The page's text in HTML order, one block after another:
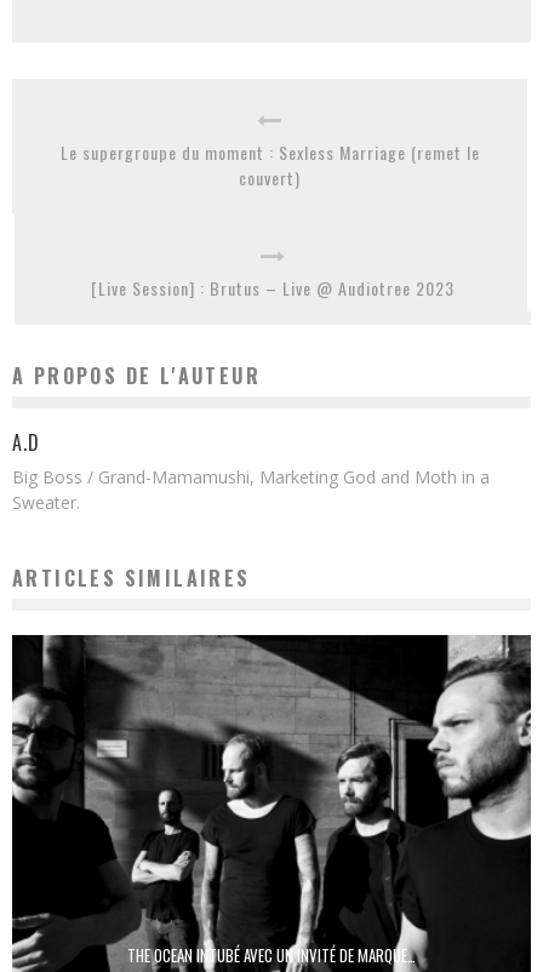
Le supergroupe du moment : Sexless Marriage (remet le
couvert)
[Live Session] : Brutus – Live @ Audiotree 2023
A PROPOS DE L'AUTEUR
A.D
Big Boss / Grand-Mamamushi, Marketing God and Moth in a
Sweater.
ARTICLES SIMILAIRES
THE OCEAN INTUBÉ AVEC UN INVITÉ DE MARQUE…